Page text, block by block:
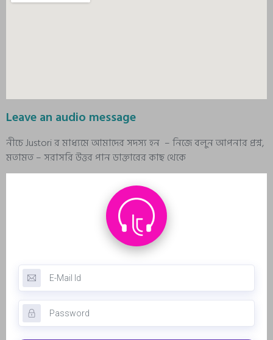
Leave an audio message
নীচে Justori র মাধ্যমে আমাদের সদস্য হন – নিজে বলুন আপনার প্রশ্ন,
মতামত – সরাসরি উত্তর পান ডাক্তারের কাছ থেকে